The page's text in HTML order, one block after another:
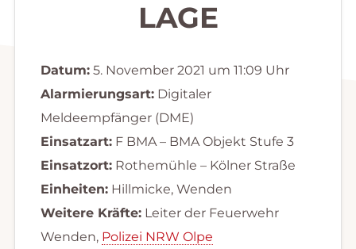
LAGE
Datum:5. November 2021 um 11:09 Uhr
Alarmierungsart:Digitaler
Meldeempfänger (DME)
Einsatzart:F BMA – BMA Objekt Stufe 3
Einsatzort:Rothemühle – Kölner Straße
Einheiten:Hillmicke, Wenden
Weitere Kräfte:Leiter der Feuerwehr
Wenden, Polizei NRW Olpe